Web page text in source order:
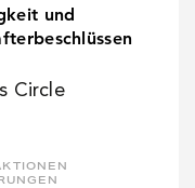
und
Circle